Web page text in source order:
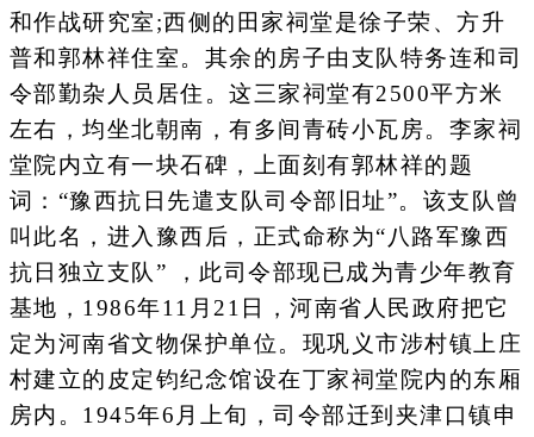
和作战研究室;西侧的田家祠堂是徐子荣、方升
普和郭林祥住室。其余的房子由支队特务连和司
令部勤杂人员居住。这三家祠堂有2500平方米
左右，均坐北朝南，有多间青砖小瓦房。李家祠
堂院内立有一块石碑，上面刻有郭林祥的题
词：“豫西抗日先遣支队司令部旧址”。该支队曾
叫此名，进入豫西后，正式命称为“八路军豫西
抗日独立支队” ，此司令部现已成为青少年教育
基地，1986年11月21日，河南省人民政府把它
定为河南省文物保护单位。现巩义市涉村镇上庄
村建立的皮定钧纪念馆设在丁家祠堂院内的东厢
房内。1945年6月上旬，司令部迁到夹津口镇申